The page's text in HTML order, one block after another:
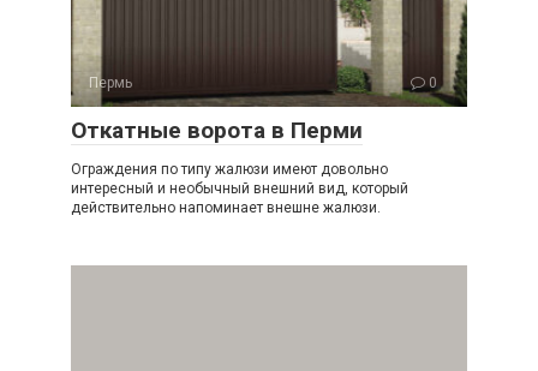
Пермь 0
Откатные ворота в Перми
Ограждения по типу жалюзи имеют довольно
интересный и необычный внешний вид, который
действительно напоминает внешне жалюзи.